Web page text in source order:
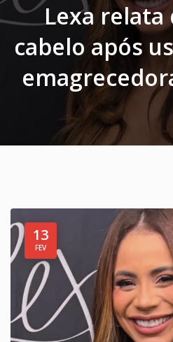
Lexa relata
cabelo após
13
FEV